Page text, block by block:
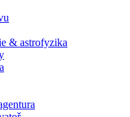
& astrofyzika